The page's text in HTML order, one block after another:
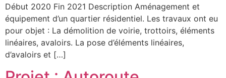
Début 2020 Fin 2021 Description Aménagement et
équipement d’un quartier résidentiel. Les travaux ont eu
pour objet : La démolition de voirie, trottoirs, éléments
linéaires, avaloirs. La pose d’éléments linéaires,
d’avaloirs et […]